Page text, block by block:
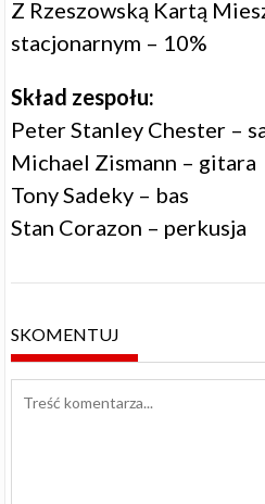
Z Rzeszowską Kartą
stacjonarnym – 10%
Skład zespołu:
Peter Stanley Chester –
Michael Zismann – gitara
Tony Sadeky – bas
Stan Corazon – perkusja
SKOMENTUJ